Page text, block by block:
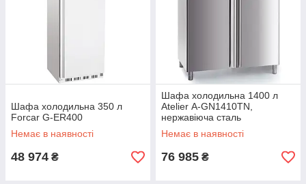
Шафа холодильна 350 л
Forcar G-ER400
Немає в наявності
48 974 ₴
Шафа холодильна 1400 л
Atelier А-GN1410TN,
нержавіюча сталь
Немає в наявності
76 985 ₴